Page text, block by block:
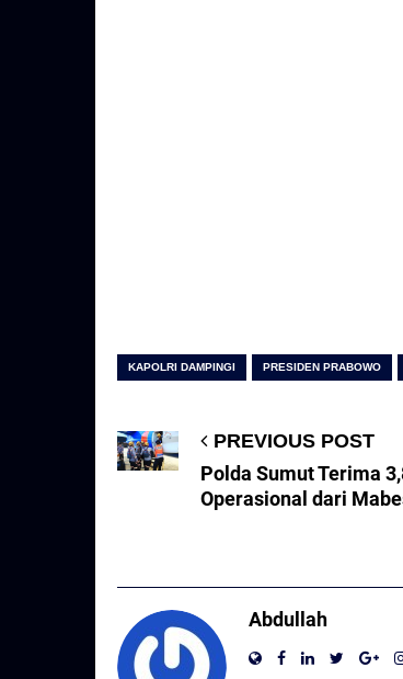
KAPOLRI DAMPINGI PRESIDEN PRABOWO
PREVIOUS POST
Polda Sumut Terima
Operasional dari
Abdullah